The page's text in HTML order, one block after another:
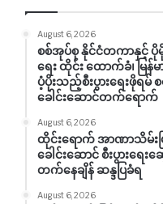
August 6, 2026
စစ်အုပ်စု နိုင်ငံတကာနှင့်
ရေး ထိုင်း ထောက်ခံ၊ မြန်မ
ပံ့ပိုးသည့်စီးပွားရေးဖိုရမ်
ခေါင်းဆောင်တက်ရောက်
August 6, 2026
ထိုင်းရောက် အာဏာသိမ်းမ
ခေါင်းဆောင် စီးပွားရေးဆွ
တက်နေချိန် ဆန္ဒပြခံရ
August 6, 2026